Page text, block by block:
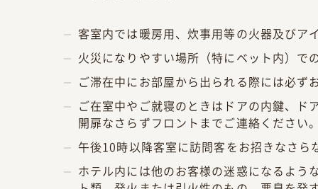
客室内では暖房用、炊事用等の火器及びア
火災になりやすい場所（特にベット内）で
ご滞在中にお部屋から出られる際には必
ご在室中やご就寝のときはドアの内鍵、
開扉なさらずフロントまでご連絡ください
午後10時以降客室に訪問客をお招きなさら
ホテル内には他のお客様の迷惑になるよう